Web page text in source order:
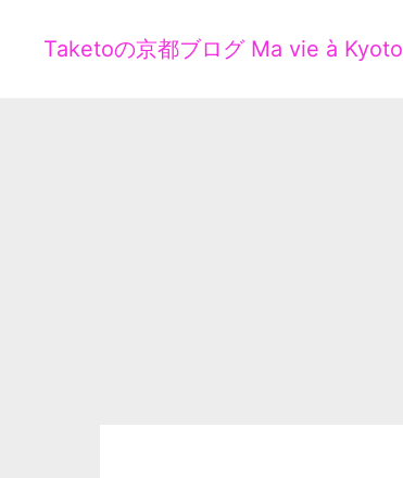
Taketoの京都ブログ Ma vie à Kyoto